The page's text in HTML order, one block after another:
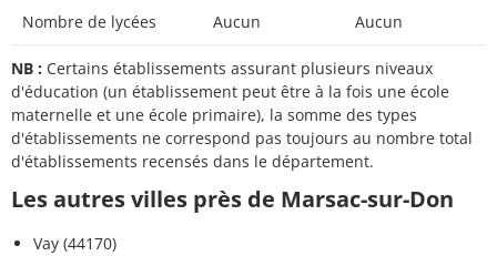
Nombre de lycées Aucun Aucun
NB : Certains établissements assurant plusieurs niveaux
d'éducation (un établissement peut être à la fois une école
maternelle et une école primaire), la somme des types
d'établissements ne correspond pas toujours au nombre total
d'établissements recensés dans le département.
Les autres villes près de Marsac-sur-Don
Vay (44170)